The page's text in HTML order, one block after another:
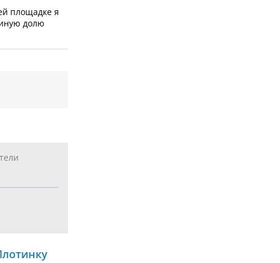
площадке я
долю